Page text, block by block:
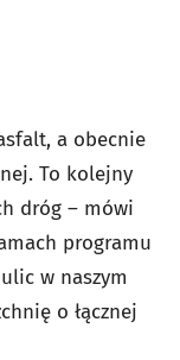
a obecnie
To kolejny
dróg – mówi
programu
w naszym
o łącznej